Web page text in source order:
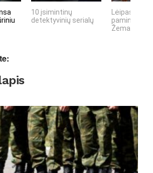
10 įsimintinų
detektyvinių serialų
Lėipas 13 d.
paminiejuom
Žemaitiu